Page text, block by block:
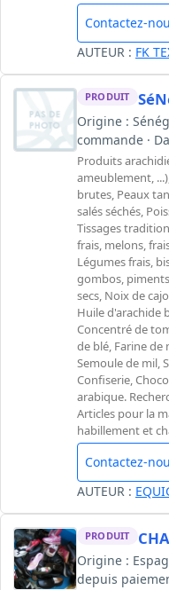
Contactez-
AUTEUR : FK
PRODUIT
Origine :
commande ·
Produits
ameublement,
brutes, Peaux
salés séchés,
Tissages
frais, melons,
Légumes frais,
gombos,
secs, Noix de
Huile d'arachide
Concentré de
de blé, Farine de
Semoule de mil,
Confiserie,
arabique.
Articles pour la
habillement et
Contactez-
AUTEUR :
PRODUIT
Origine :
depuis